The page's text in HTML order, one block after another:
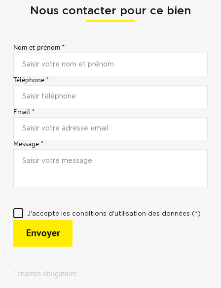
Nous contacter pour ce bien
Nom et prénom *
Téléphone *
Email *
Message *
J'accepte les conditions d'utilisation des données (*)
Envoyer
* champs obligatoire